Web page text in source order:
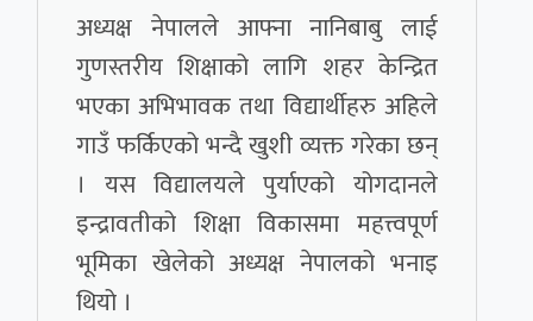
अध्यक्ष नेपालले आफ्ना नानिबाबु लाई
गुणस्तरीय शिक्षाको लागि शहर केन्द्रित
भएका अभिभावक तथा विद्यार्थीहरु अहिले
गाउँ फर्किएको भन्दै खुशी व्यक्त गरेका छन्
। यस विद्यालयले पुर्याएको योगदानले
इन्द्रावतीको शिक्षा विकासमा महत्त्वपूर्ण
भूमिका खेलेको अध्यक्ष नेपालको भनाइ
थियो ।